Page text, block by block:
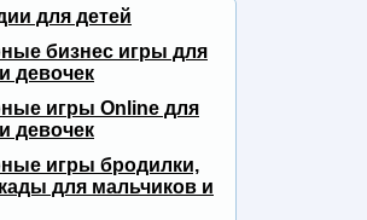
для детей
бизнес игры для
девочек
игры Online для
девочек
игры бродилки,
для мальчиков и